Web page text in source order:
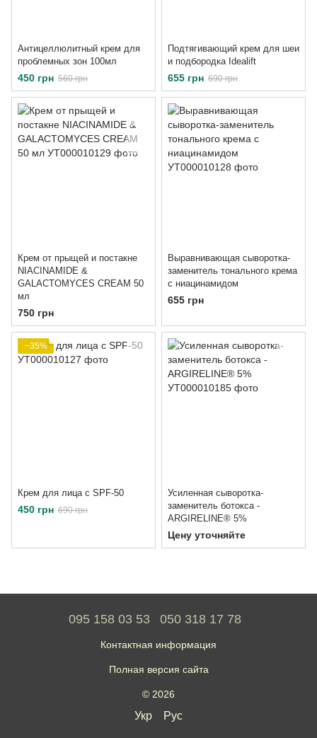
Антицеллюлитный крем для
проблемных зон 100мл
450 грн 560 грн
Подтягивающий крем для шеи
и подбородка Idealift
655 грн 690 грн
Крем от прыщей и постакне
NIACINAMIDE &
GALACTOMYCES CREAM 50
мл
750 грн
Выравнивающая сыворотка-
заменитель тонального крема
с ниацинамидом
655 грн
−35%
Крем для лица с SPF-50
450 грн 690 грн
Усиленная сыворотка-
заменитель ботокса -
ARGIRELINE® 5%
Цену уточняйте
095 158 03 53 050 318 17 78
Контактная информация
Полная версия сайта
© 2026
Укр Рус